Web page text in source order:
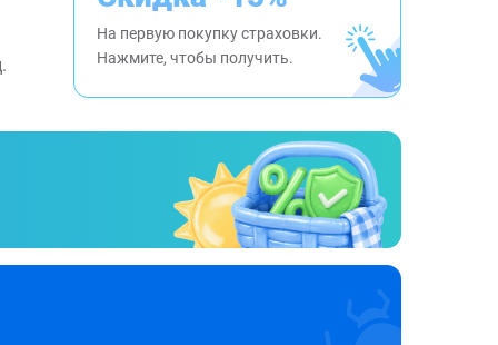
На первую покупку страховки.
Нажмите, чтобы получить.